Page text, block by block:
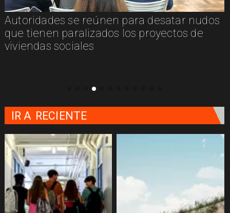
Autoridades se reúnen para desatar nudos
que tienen paralizados los proyectos de
viviendas sociales
IR A RECIENTE